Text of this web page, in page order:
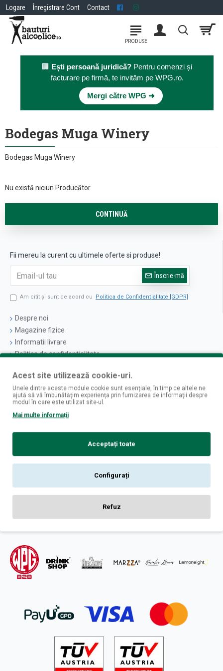
Logare Înregistrare Cont Contact
🏢 Ești persoană juridică? Pentru comenzi și
facturare pe firmă, te invităm pe WPG.ro.
Mergi către WPG ➜
Bodegas Muga Winery
Bodegas Muga Winery
Nu există niciun Producător.
CONTINUĂ
Fii mereu la curent cu ultimele oferte si produse!
Înscrie-mă
Am citit şi sunt de acord cu Politica de Confidențialitate [GDPR]
Despre noi
Magazine fizice
Informatii livrare
Politica de confidentialitate
Politica cookies
Logare
Contul Meu
Contact
ANPC
Acest site utilizează cookie-uri.
Unele dintre aceste module cookie sunt esențiale, în timp ce altele ne
ajută să vă îmbunătățim experiența prin furnizarea de informații despre
modul în care este utilizat site-ul.
Mai multe informații
Acceptați toate
Configurați
Refuz